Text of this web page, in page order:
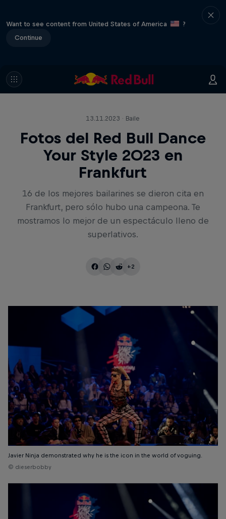
Want to see content from United States of America
?
Continue
13.11.2023 · Baile
Fotos del Red Bull Dance
Your Style 2023 en
Frankfurt
16 de los mejores bailarines se dieron cita en
Frankfurt, pero sólo hubo una campeona. Te
mostramos lo mejor de un espectáculo lleno de
superlativos.
+2
Javier Ninja demonstrated why he is the icon in the world of voguing.
© dieserbobby